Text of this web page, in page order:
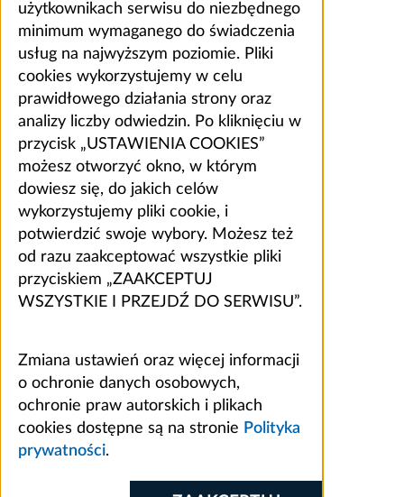
użytkownikach serwisu do niezbędnego
minimum wymaganego do świadczenia
usług na najwyższym poziomie. Pliki
cookies wykorzystujemy w celu
prawidłowego działania strony oraz
analizy liczby odwiedzin. Po kliknięciu w
przycisk „USTAWIENIA COOKIES”
możesz otworzyć okno, w którym
dowiesz się, do jakich celów
wykorzystujemy pliki cookie, i
potwierdzić swoje wybory. Możesz też
od razu zaakceptować wszystkie pliki
przyciskiem „ZAAKCEPTUJ
WSZYSTKIE I PRZEJDŹ DO SERWISU”.
Zmiana ustawień oraz więcej informacji
o ochronie danych osobowych,
ochronie praw autorskich i plikach
cookies dostępne są na stronie Polityka
prywatności.